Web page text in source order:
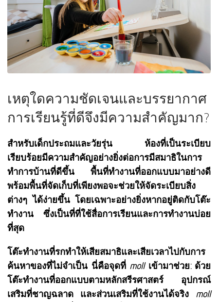
เหตุใดความชัดเจนและบรรยากาศ
การเรียนรู้ที่ดีจึงมีความสำคัญมาก?
สำหรับเด็กประถมและวัยรุ่น ห้องที่เป็นระเบียบ
เรียบร้อยมีความสำคัญอย่างยิ่งต่อการมีสมาธิในการ
ทำการบ้านที่ดีขึ้น พื้นที่ทำงานที่ออกแบบมาอย่างดี
พร้อมพื้นที่จัดเก็บที่เพียงพอจะช่วยให้จัดระเบียบสิ่ง
ต่างๆ ได้ง่ายขึ้น โดยเฉพาะอย่างยิ่งหากอยู่ติดกับโต๊ะ
ทำงาน ซึ่งเป็นที่ที่ใช้สื่อการเรียนและการทำงานบ่อย
ที่สุด
โต๊ะทำงานที่รกทำให้เสียสมาธิและเสียเวลาไปกับการ
ค้นหาของที่ไม่จำเป็น นี่คือจุดที่ mollเข้ามาช่วย: ด้วย
โต๊ะทำงานที่ออกแบบตามหลักสรีรศาสตร์ อุปกรณ์
เสริมที่ชาญฉลาด และส่วนเสริมที่ใช้งานได้จริง moll